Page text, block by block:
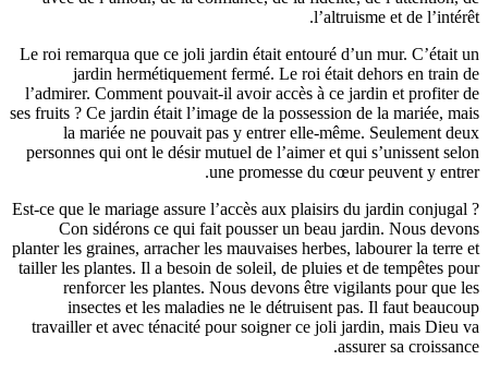
Le roi
ses fruits ?
la
Est-ce que
Con
planter les
tailler les
travailler